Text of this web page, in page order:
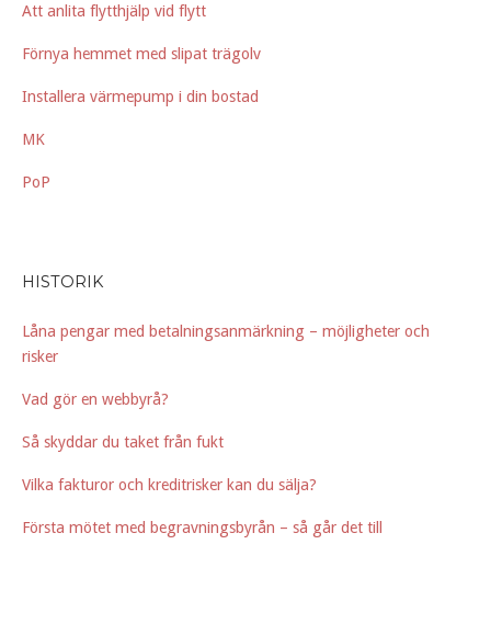
Att anlita flytthjälp vid flytt
Förnya hemmet med slipat trägolv
Installera värmepump i din bostad
MK
PoP
HISTORIK
Låna pengar med betalningsanmärkning – möjligheter och
risker
Vad gör en webbyrå?
Så skyddar du taket från fukt
Vilka fakturor och kreditrisker kan du sälja?
Första mötet med begravningsbyrån – så går det till